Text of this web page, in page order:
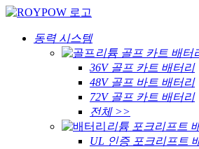
동력 시스템
리튬 골프 카트 배터
36V 골프 카트 배터리
48V 골프 바트 배터리
72V 골프 카트 배터리
전체 >>
리튬 포크리프트
UL 인증 포크리프트